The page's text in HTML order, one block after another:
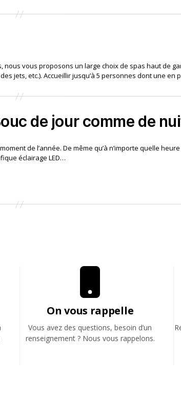
vous proposons un large choix de spas haut de
jets, etc.). Accueillir jusqu’à 5 personnes dont une en
de jour comme de
de l’année. De même qu’à n’importe quelle
éclairage LED…
On vous rappelle
Vous avez des questions, besoin d’un
renseignement ? Nous vous rappelons.